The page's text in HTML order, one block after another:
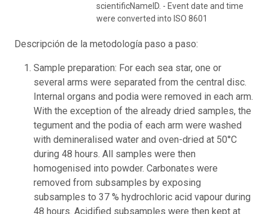
scientificNameID. - Event date and time
were converted into ISO 8601
Descripción de la metodología paso a paso:
Sample preparation: For each sea star, one or
several arms were separated from the central disc.
Internal organs and podia were removed in each arm.
With the exception of the already dried samples, the
tegument and the podia of each arm were washed
with demineralised water and oven-dried at 50°C
during 48 hours. All samples were then
homogenised into powder. Carbonates were
removed from subsamples by exposing
subsamples to 37 % hydrochloric acid vapour during
48 hours. Acidified subsamples were then kept at